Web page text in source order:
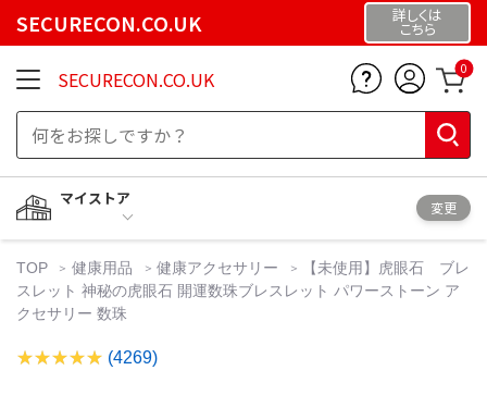
SECURECON.CO.UK 詳しくは
こちら
SECURECON.CO.UK 0
マイストア
変更
TOP 健康用品 健康アクセサリー
【未使用】虎眼石 ブレ
スレット 神秘の虎眼石 開運数珠ブレスレット パワーストーン ア
クセサリー 数珠
(4269)